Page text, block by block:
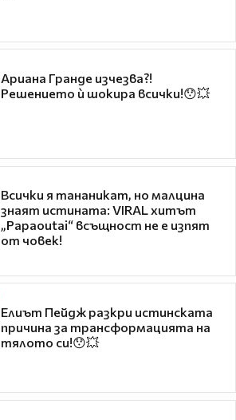
Ариана Гранде изчезва?!
Решението ѝ шокира всички!😯💥
Всички я тананикат, но малцина
знаят истината: VIRAL хитът
„Papaoutai“ всъщност не е изпят
от човек!
Елиът Пейдж разкри истинската
причина за трансформацията на
тялото си!😯💥